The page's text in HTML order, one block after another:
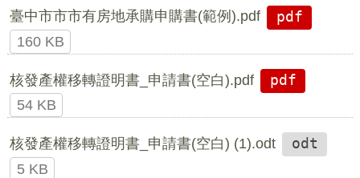
臺中市市市有房地承購申購書(範例).pdf
pdf
160 KB
核發產權移轉證明書_申請書(空白).pdf
pdf
54 KB
核發產權移轉證明書_申請書(空白) (1).odt
odt
5 KB